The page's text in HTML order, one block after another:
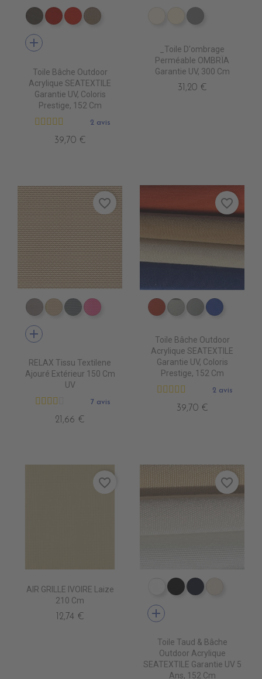
PR0790 MOONROCK
PR0620 JOCKET RED
PR0510 ROUGE
PR0760 HEATHER BEIGE
add
Toile Bâche Outdoor
Acrylique SEATEXTILE
Garantie UV, Coloris
Prestige, 152 Cm
2 avis
39,70 €
PS2000 NATUREL
PS2010 DESERT
PS2020 GRIS
_Toile D'ombrage
Perméable OMBRÏA
Garantie UV, 300 Cm
31,20 €
DB0104 TAUPE
DB0113 BEIGE
DB0114 GRIS FONCE
DB0112 FUSHIA
add
RELAX Tissu Textilene
Ajouré Extérieur 150 Cm
UV
7 avis
21,66 €
favorite_border
PR0630 TERRA
PR0690 SYLVER
PR0700PR0550
Toile Bâche Outdoor
Acrylique SEATEXTILE
Garantie UV, Coloris
Prestige, 152 Cm
2 avis
39,70 €
favorite_border
AIR GRILLE IVOIRE Laize
210 Cm
12,74 €
favorite_border
PR0500 WHITE
PR0600 BLACK
PR0560
add
Toile Taud & Bâche
Outdoor Acrylique
SEATEXTILE Garantie UV 5
Ans, 152 Cm
favorite_border